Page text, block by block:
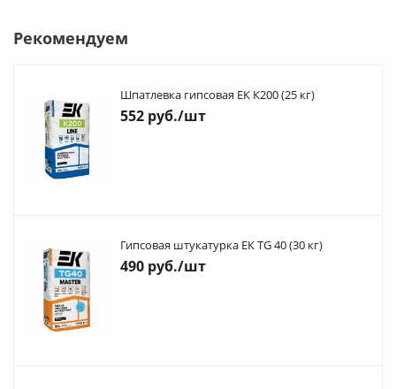
Рекомендуем
Шпатлевка гипсовая ЕК К200 (25 кг)
552 руб./шт
Гипсовая штукатурка ЕК TG 40 (30 кг)
490 руб./шт